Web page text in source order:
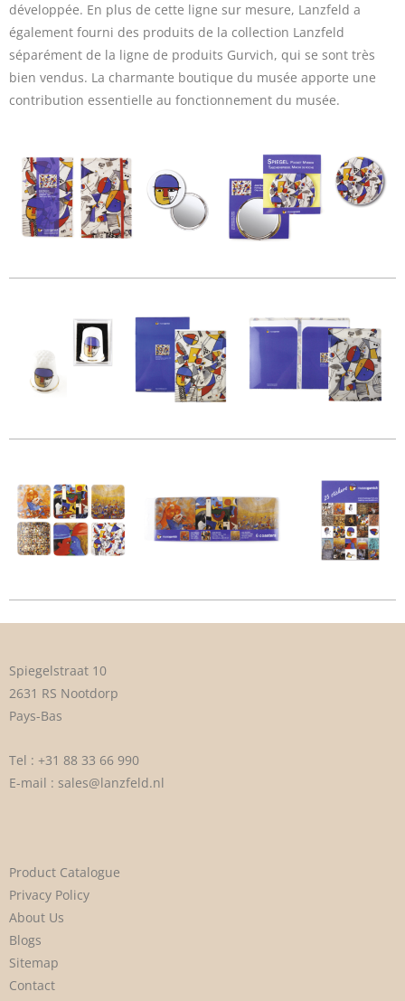
développée. En plus de cette ligne sur mesure, Lanzfeld a
également fourni des produits de la collection Lanzfeld
séparément de la ligne de produits Gurvich, qui se sont très
bien vendus. La charmante boutique du musée apporte une
contribution essentielle au fonctionnement du musée.
Spiegelstraat 10
2631 RS Nootdorp
Pays-Bas
Tel : +31 88 33 66 990
E-mail : sales@lanzfeld.nl
Product Catalogue
Privacy Policy
About Us
Blogs
Sitemap
Contact